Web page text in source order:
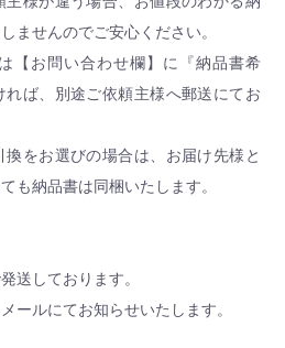
ませんのでご安心ください。
【お問い合わせ欄】に『納品書希
ば、別途ご依頼主様へ郵送にてお
換をお選びの場合は、お届け先様と
も納品書は同梱いたします。
送しております。
ールにてお知らせいたします。